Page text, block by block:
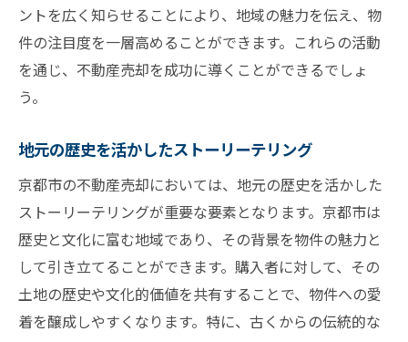
ントを広く知らせることにより、地域の魅力を伝え、物
件の注目度を一層高めることができます。これらの活動
を通じ、不動産売却を成功に導くことができるでしょ
う。
地元の歴史を活かしたストーリーテリング
京都市の不動産売却においては、地元の歴史を活かした
ストーリーテリングが重要な要素となります。京都市は
歴史と文化に富む地域であり、その背景を物件の魅力と
して引き立てることができます。購入者に対して、その
土地の歴史や文化的価値を共有することで、物件への愛
着を醸成しやすくなります。特に、古くからの伝統的な